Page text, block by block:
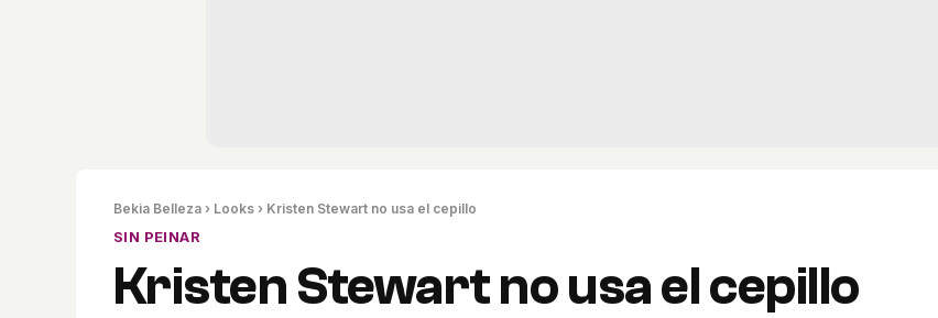
Bekia Belleza › Looks › Kristen Stewart no usa el cepillo
SIN PEINAR
Kristen Stewart no usa el cepillo